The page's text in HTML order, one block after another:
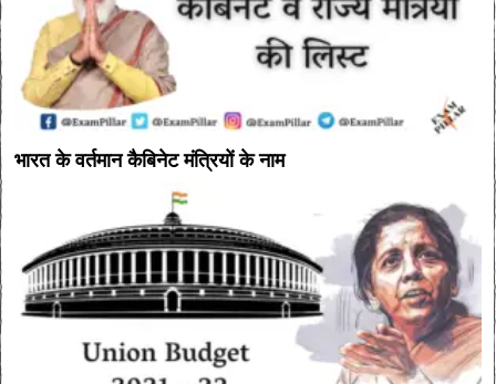
भारत के वर्तमान कैबिनेट मंत्रियों के नाम